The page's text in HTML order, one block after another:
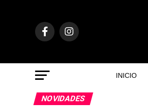
INICIO
NOVIDADES